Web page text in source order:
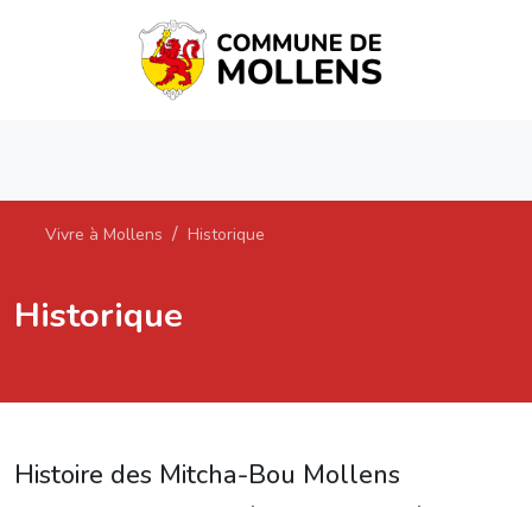
Vivre à Mollens Historique
Historique
Histoire des Mitcha-Bou Mollens